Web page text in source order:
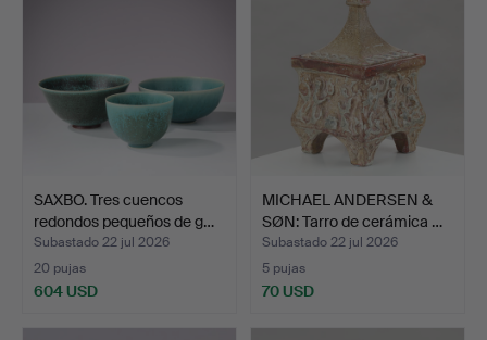
SAXBO. Tres cuencos
redondos pequeños de g…
Subastado 22 jul 2026
20 pujas
604 USD
MICHAEL ANDERSEN &
SØN: Tarro de cerámica …
Subastado 22 jul 2026
5 pujas
70 USD